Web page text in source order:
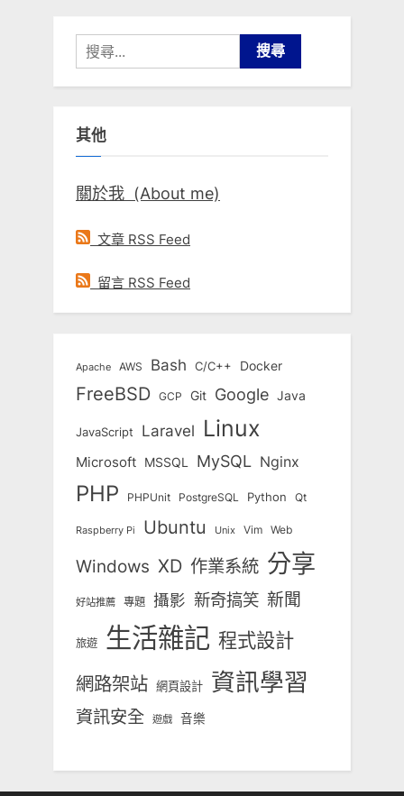
搜
尋
關
字:
其他
關於我 (About me)
文章 RSS Feed
留言 RSS Feed
Apache AWS Bash C/C++ Docker
FreeBSD GCP Git Google Java
JavaScript Laravel Linux
Microsoft MSSQL MySQL Nginx
PHP PHPUnit PostgreSQL Python Qt
Raspberry Pi Ubuntu Unix Vim Web
Windows XD 作業系統 分享
好站推薦 專題 攝影 新奇搞笑 新聞
旅遊 生活雜記 程式設計
網路架站 網頁設計 資訊學習
資訊安全 遊戲 音樂